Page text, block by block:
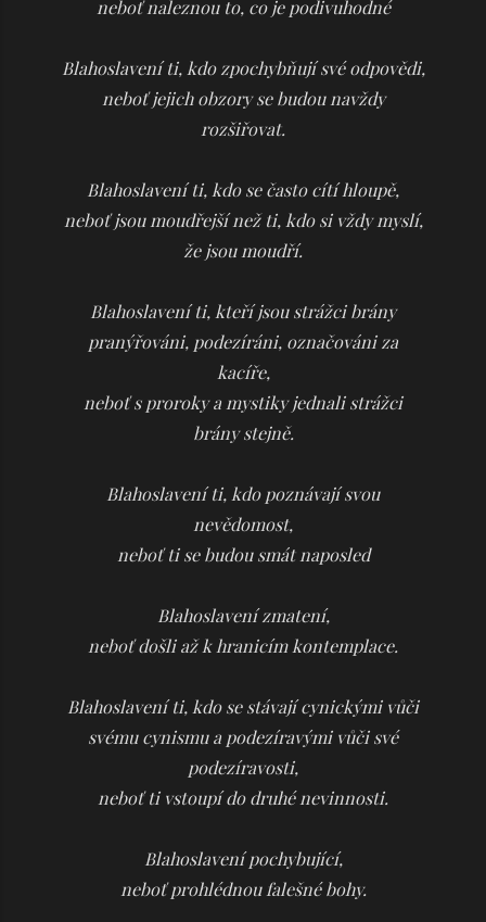
neboť naleznou to, co je podivuhodné
Blahoslavení ti, kdo zpochybňují své odpovědi,
neboť jejich obzory se budou navždy
rozšiřovat.
Blahoslavení ti, kdo se často cítí hloupě,
neboť jsou moudřejší než ti, kdo si vždy myslí,
že jsou moudří.
Blahoslavení ti, kteří jsou strážci brány
pranýřováni, podezíráni, označováni za
kacíře,
neboť s proroky a mystiky jednali strážci
brány stejně.
Blahoslavení ti, kdo poznávají svou
nevědomost,
neboť ti se budou smát naposled
Blahoslavení zmatení,
neboť došli až k hranicím kontemplace.
Blahoslavení ti, kdo se stávají cynickými vůči
svému cynismu a podezíravými vůči své
podezíravosti,
neboť ti vstoupí do druhé nevinnosti.
Blahoslavení pochybující,
neboť prohlédnou falešné bohy.